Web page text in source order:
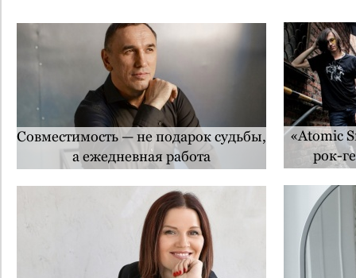
Совместимость — не подарок судьбы,
а ежедневная работа
«Atomic
рок-